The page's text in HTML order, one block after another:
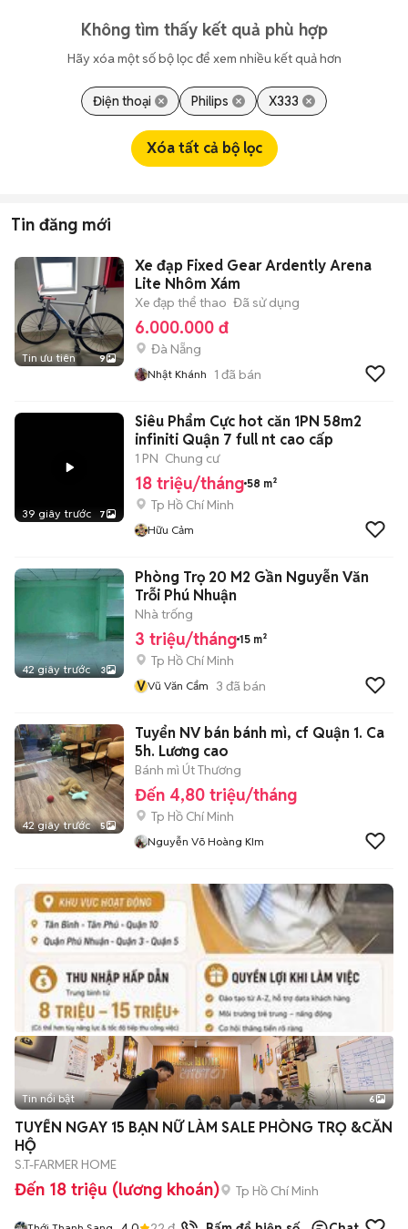
Không tìm thấy kết quả phù hợp
Hãy xóa một số bộ lọc để xem nhiều kết quả hơn
Điện thoại Philips X333
Xóa tất cả bộ lọc
Tin đăng mới
Tin ưu tiên 9
Xe đạp Fixed Gear Ardently Arena
Lite Nhôm Xám
Xe đạp thể thao Đã sử dụng
6.000.000 đ
Đà Nẵng
Nhật Khánh 1 đã bán
39 giây trước 7
Siêu Phẩm Cực hot căn 1PN 58m2
infiniti Quận 7 full nt cao cấp
1 PN Chung cư
18 triệu/tháng 58 m²
Tp Hồ Chí Minh
Hữu Cảm
42 giây trước 3
Phòng Trọ 20 M2 Gần Nguyễn Văn
Trỗi Phú Nhuận
Nhà trống
3 triệu/tháng 15 m²
Tp Hồ Chí Minh
V
Vũ Văn Cẩm 3 đã bán
42 giây trước 5
Tuyển NV bán bánh mì, cf Quận 1. Ca
5h. Lương cao
Bánh mì Út Thương
Đến 4,80 triệu/tháng
Tp Hồ Chí Minh
Nguyễn Võ Hoàng KIm
+2
Tin nổi bật 6
TUYỂN NGAY 15 BẠN NỮ LÀM SALE PHÒNG TRỌ &CĂN
HỘ
S.T-FARMER HOME
Đến 18 triệu (lương khoán) Tp Hồ Chí Minh